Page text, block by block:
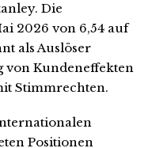
Die
2026 von 6,54 auf
als Auslöser
von Kundeneffekten
Stimmrechten.
Positionen